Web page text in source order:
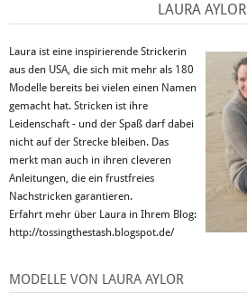
LAURA AYLOR
Laura ist eine inspirierende Strickerin
aus den USA, die sich mit mehr als 180
Modelle bereits bei vielen einen Namen
gemacht hat. Stricken ist ihre
Leidenschaft - und der Spaß darf dabei
nicht auf der Strecke bleiben. Das
merkt man auch in ihren cleveren
Anleitungen, die ein frustfreies
Nachstricken garantieren.
Erfahrt mehr über Laura in Ihrem Blog:
http://tossingthestash.blogspot.de/
MODELLE VON LAURA AYLOR